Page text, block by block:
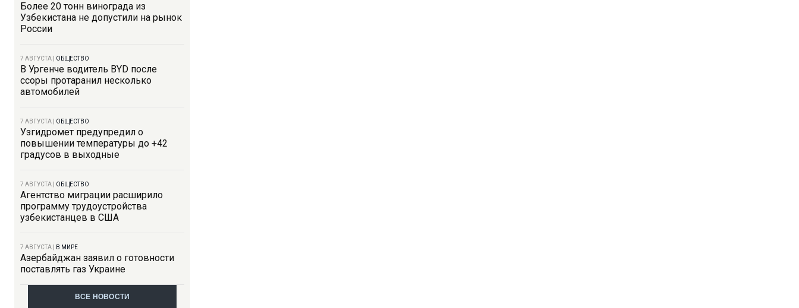
Более 20 тонн винограда из
Узбекистана не допустили на рынок
России
7 АВГУСТА ОБЩЕСТВО
В Ургенче водитель BYD после
ссоры протаранил несколько
автомобилей
7 АВГУСТА ОБЩЕСТВО
Узгидромет предупредил о
повышении температуры до +42
градусов в выходные
7 АВГУСТА ОБЩЕСТВО
Агентство миграции расширило
программу трудоустройства
узбекистанцев в США
7 АВГУСТА В МИРЕ
Азербайджан заявил о готовности
поставлять газ Украине
ВСЕ НОВОСТИ